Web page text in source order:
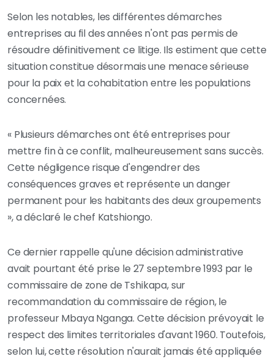
Selon les notables, les différentes démarches
entreprises au fil des années n'ont pas permis de
résoudre définitivement ce litige. Ils estiment que cette
situation constitue désormais une menace sérieuse
pour la paix et la cohabitation entre les populations
concernées.
« Plusieurs démarches ont été entreprises pour
mettre fin à ce conflit, malheureusement sans succès.
Cette négligence risque d'engendrer des
conséquences graves et représente un danger
permanent pour les habitants des deux groupements
», a déclaré le chef Katshiongo.
Ce dernier rappelle qu'une décision administrative
avait pourtant été prise le 27 septembre 1993 par le
commissaire de zone de Tshikapa, sur
recommandation du commissaire de région, le
professeur Mbaya Nganga. Cette décision prévoyait le
respect des limites territoriales d'avant 1960. Toutefois,
selon lui, cette résolution n'aurait jamais été appliquée